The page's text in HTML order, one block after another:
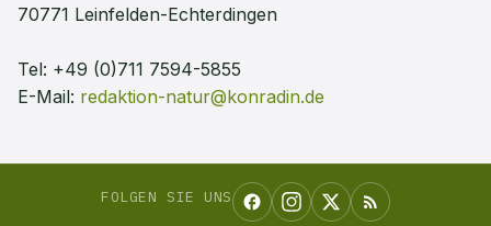
70771 Leinfelden-Echterdingen
Tel: +49 (0)711 7594-5855
E-Mail: redaktion-natur@konradin.de
FOLGEN SIE UNS